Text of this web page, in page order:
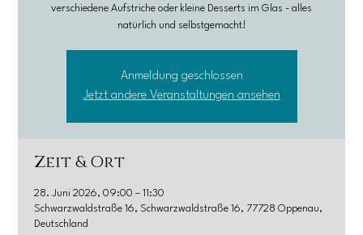
verschiedene Aufstriche oder kleine Desserts im Glas - alles
natürlich und selbstgemacht!
Anmeldung geschlossen
Jetzt andere Veranstaltungen ansehen
Zeit & Ort
28. Juni 2026, 09:00 – 11:30
Schwarzwaldstraße 16, Schwarzwaldstraße 16, 77728 Oppenau,
Deutschland